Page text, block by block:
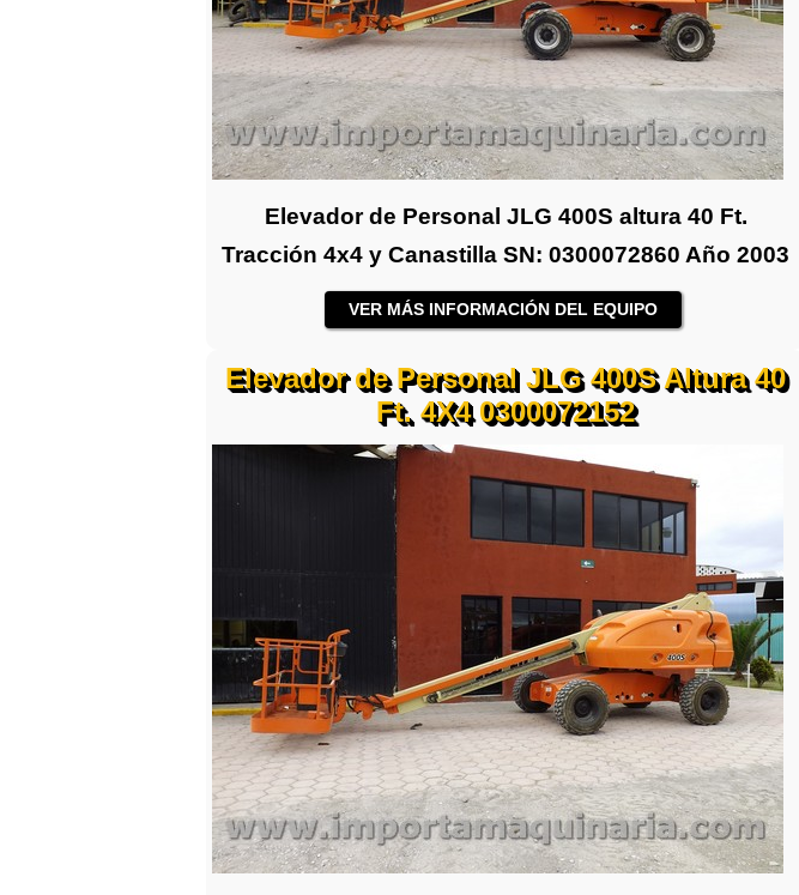
Elevador de Personal JLG 400S altura 40 Ft.
Tracción 4x4 y Canastilla SN: 0300072860 Año 2003
VER MÁS INFORMACIÓN DEL EQUIPO
Elevador de Personal JLG 400S Altura 40
Ft. 4X4 0300072152